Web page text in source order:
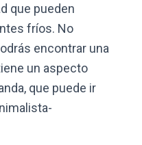
que pueden
fríos. No
encontrar una
un aspecto
que puede ir